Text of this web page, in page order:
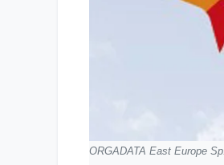
ORGADATA East Europe